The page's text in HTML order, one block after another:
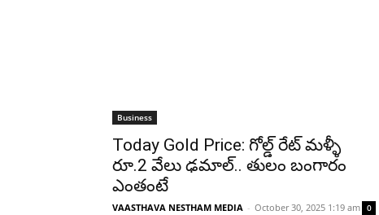
Business
Today Gold Price: గోల్డ్ రేట్ మళ్ళీ
రూ.2 వేలు ఢమాల్.. తులం బంగారం
ఎంతంటే
VAASTHAVA NESTHAM MEDIA - October 30, 2025 1:19 am 0